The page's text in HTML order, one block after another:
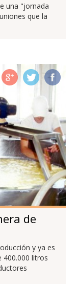
una "jornada
que la
de
y ya es
400.000 litros